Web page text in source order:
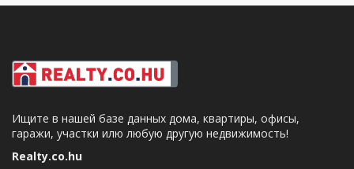
Ищите в нашей базе данных дома, квартиры, офисы,
гаражи, участки илю любую другую недвижимость!
Realty.co.hu